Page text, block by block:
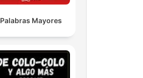
Palabras Mayores